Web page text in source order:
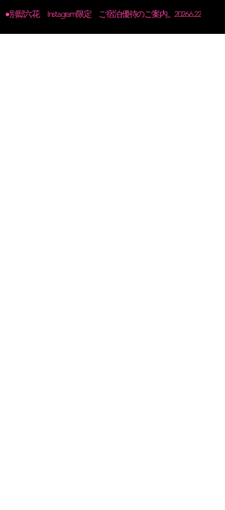
●別邸六花 Instagram限定 ご宿泊優待のご案内。2026.6.22